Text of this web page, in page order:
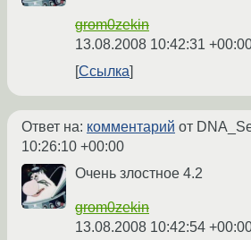
grom0zekin
13.08.2008 10:42:31
Ссылка
Ответ на: комментарий от
10:26:10 +00:00
Очень злостное 4.2
grom0zekin
13.08.2008 10:42:54